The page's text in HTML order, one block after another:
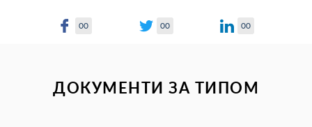
00 00 00
ДОКУМЕНТИ ЗА ТИПОМ